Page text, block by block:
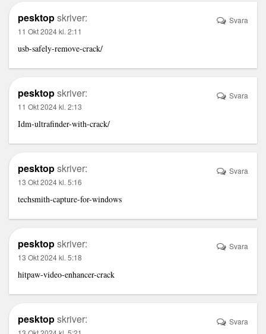
pesktopskriver:
11 Okt 2024 kl. 2:11
usb-safely-remove-crack/
Svara
pesktopskriver:
11 Okt 2024 kl. 2:13
Idm-ultrafinder-with-crack/
Svara
pesktopskriver:
13 Okt 2024 kl. 5:16
techsmith-capture-for-windows
Svara
pesktopskriver:
13 Okt 2024 kl. 5:18
hitpaw-video-enhancer-crack
Svara
pesktopskriver: Svara